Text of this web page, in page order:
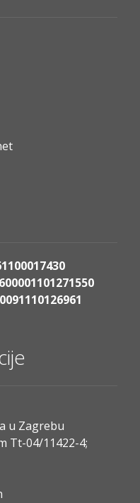
u Zagrebu
Tt-04/11422-4;